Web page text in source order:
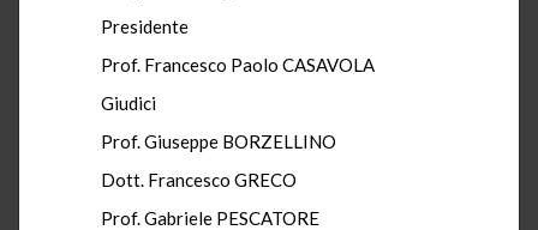
Presidente
Prof. Francesco Paolo CASAVOLA
Giudici
Prof. Giuseppe BORZELLINO
Dott. Francesco GRECO
Prof. Gabriele PESCATORE